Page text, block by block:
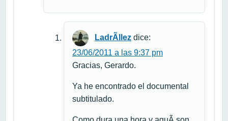
LadrÃ­llez dice:
23/06/2011 a las 9:37 pm
Gracias, Gerardo.
Ya he encontrado el documental
subtitulado.